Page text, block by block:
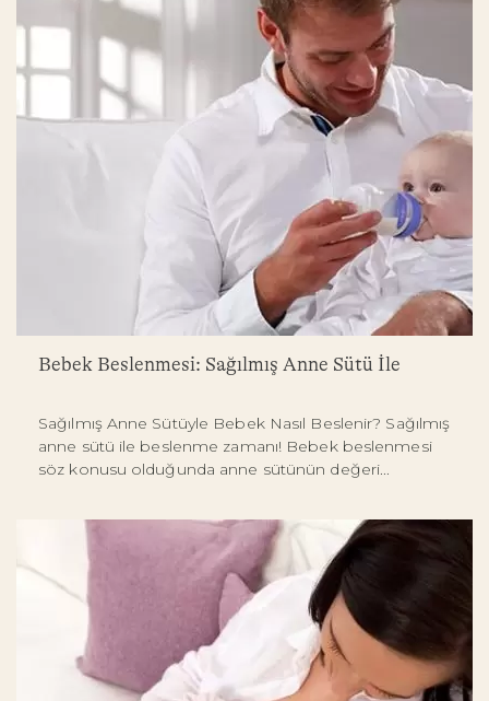
Bebek Beslenmesi: Sağılmış Anne Sütü İle
Sağılmış Anne Sütüyle Bebek Nasıl Beslenir? Sağılmış
anne sütü ile beslenme zamanı! Bebek beslenmesi
söz konusu olduğunda anne sütünün değeri...